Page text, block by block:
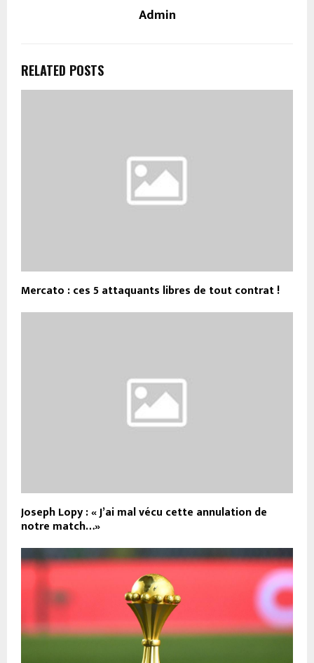
Admin
RELATED POSTS
Mercato : ces 5 attaquants libres de tout contrat !
Joseph Lopy : « J’ai mal vécu cette annulation de
notre match…»